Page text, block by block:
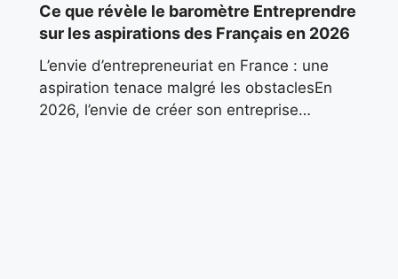
Ce que révèle le baromètre Entreprendre
sur les aspirations des Français en 2026
L’envie d’entrepreneuriat en France : une
aspiration tenace malgré les obstaclesEn
2026, l’envie de créer son entreprise